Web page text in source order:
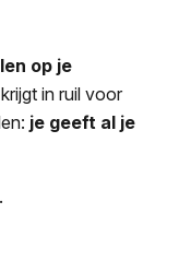
op je
in ruil voor
je geeft al je